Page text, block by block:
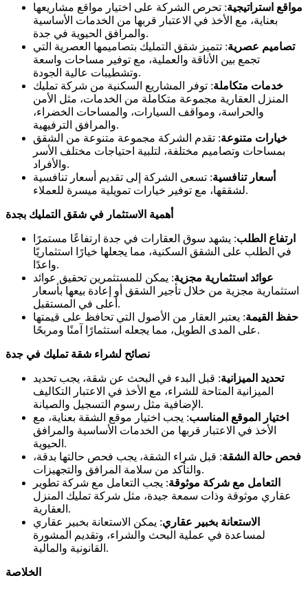
مواقع استراتيجية: تحرص الشركة على اختيار مواقع مشاريعها
بعناية، مع الأخذ في الاعتبار قربها من الخدمات الأساسية
والمرافق الحيوية في جدة.
تصاميم عصرية: تتميز شقق التمليك بتصاميمها العصرية التي
تجمع بين الأناقة والعملية، مع توفير مساحات واسعة
وتشطيبات عالية الجودة.
خدمات متكاملة: توفر المشاريع السكنية من شركة تمليك
المنزل العقارية مجموعة متكاملة من الخدمات، مثل الأمن
والحراسة، ومواقف السيارات، والمساحات الخضراء،
والمرافق الترفيهية.
خيارات متنوعة: تقدم الشركة مجموعة متنوعة من الشقق
بمساحات وتصاميم مختلفة، لتلبية احتياجات مختلف الأسر
والأفراد.
أسعار تنافسية: تسعى الشركة إلى تقديم أسعار تنافسية
لشققها، مع توفير خيارات تمويلية ميسرة للعملاء.
أهمية الاستثمار في شقق التمليك بجدة
ارتفاع الطلب: يشهد سوق العقارات في جدة ارتفاعًا مستمرًا
في الطلب على الشقق السكنية، مما يجعلها خيارًا استثماريًا
واعدًا.
عوائد استثمارية مجزية: يمكن للمستثمرين تحقيق عوائد
استثمارية مجزية من خلال تأجير الشقق أو إعادة بيعها بأسعار
أعلى في المستقبل.
حفظ القيمة: يعتبر العقار من الأصول التي تحافظ على قيمتها
على المدى الطويل، مما يجعله استثمارًا آمنًا ومربحًا.
نصائح لشراء شقة تمليك في جدة
تحديد الميزانية: قبل البدء في البحث عن شقة، يجب تحديد
الميزانية المتاحة للشراء، مع الأخذ في الاعتبار التكاليف
الإضافية مثل رسوم التسجيل والصيانة.
اختيار الموقع المناسب: يجب اختيار موقع الشقة بعناية، مع
الأخذ في الاعتبار قربها من الخدمات الأساسية والمرافق
الحيوية.
فحص حالة الشقة: قبل شراء الشقة، يجب فحص حالتها بدقة،
والتأكد من سلامة المرافق والتجهيزات.
التعامل مع شركة موثوقة: يجب التعامل مع شركة تطوير
عقاري موثوقة وذات سمعة جيدة، مثل شركة تمليك المنزل
العقارية.
الاستعانة بخبير عقاري: يمكن الاستعانة بخبير عقاري
لمساعدة في عملية البحث والشراء، وتقديم المشورة
القانونية والمالية.
الخلاصة